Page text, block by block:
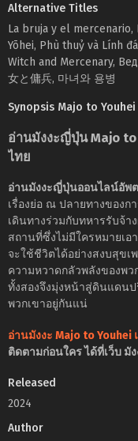
Alternative Titles
La bruja y el
Yōhei, Phù thuỷ và Lính
Witch and Mercenary,
女と傭兵, 마녀와 용병
Synopsis Majo to Youhei
อ่านมังงะญี่ปุ่น Majo
ไทย
อ่านมังงะญี่ปุ่นออนไลน์อัพ
เรื่องย่อ ณ ปลายทางของ
เดินทางร่วมกับทหารรับจ้า
สถานที่ซึ่งไม่มีใครหมายเ
จะใช้ชีวิตได้อย่างสงบสุข
ความหวาดกลัวพลังของพ
ทั้งสองจึงมุ่งหน้าสู่ดินแดน
พวกเขาอยู่กันแน่
อ่านมังงะ Majo to
ติดตามก่อนใคร ได้ที่เว็บ มั
Released
2024
Author